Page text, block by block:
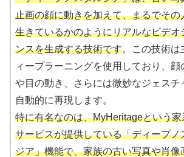
止画の顔に動きを加えて、まるでその
生きているかのようにリアルなビデオ
ンスを生成する技術です。この技術は
ィープラーニングを使用しており、顔
や目の動き、さらには微妙なジェスチ
自動的に再現します。
特に有名なのは、MyHeritageという家
サービスが提供している「ディープノ
ジア」機能で、家族の古い写真や肖像